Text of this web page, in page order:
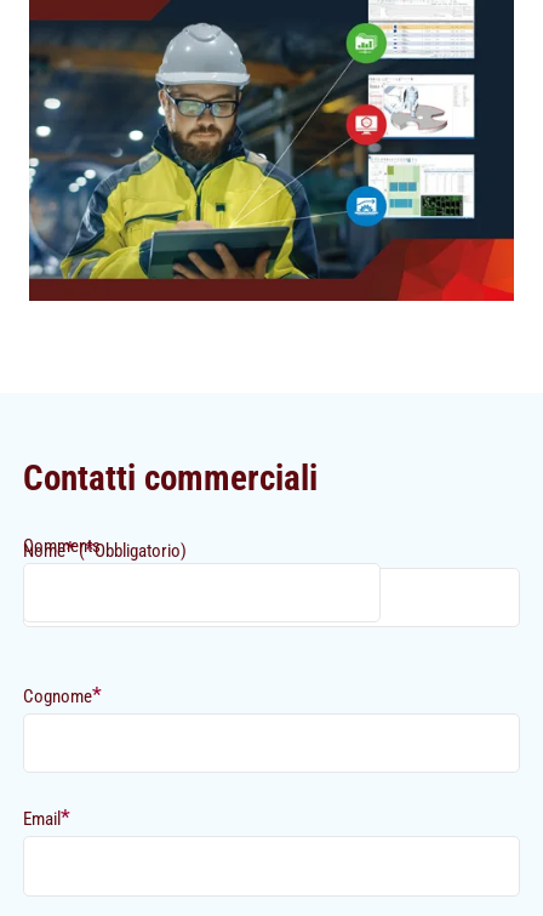
Contatti commerciali
Comments
Nome*(*Obbligatorio)
Cognome*
Email*